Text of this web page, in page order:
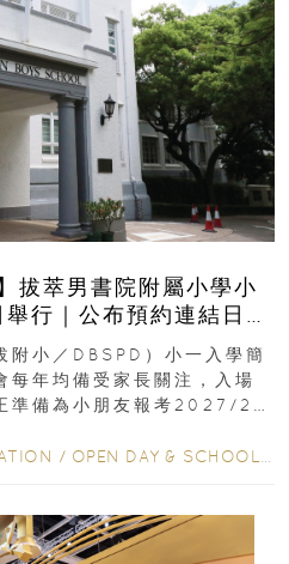
拔萃男書院附屬小學小
行｜公布預約連結日期
附小／DBSPD）小一入學簡
每年均備受家長關注，入場
準備為小朋友報考2027/28
/ OPEN DAY & SCHOOL EVENTS